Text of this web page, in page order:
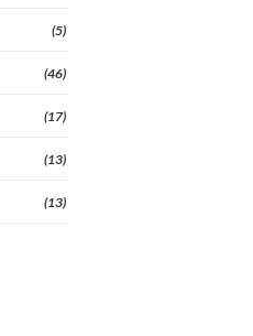
(5)
(46)
(17)
(13)
(13)